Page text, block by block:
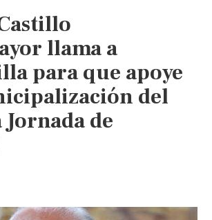
llama a
para que apoye
del
de